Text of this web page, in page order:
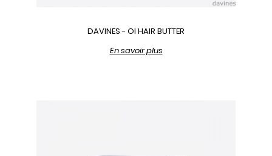
DAVINES - OI HAIR BUTTER
En savoir plus